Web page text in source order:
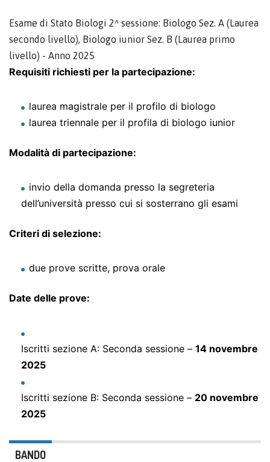
Esame di Stato Biologi 2^ sessione: Biologo Sez. A (Laurea
secondo livello), Biologo iunior Sez. B (Laurea primo
livello) - Anno 2025
Requisiti richiesti per la partecipazione:
laurea magistrale per il profilo di biologo
laurea triennale per il profila di biologo iunior
Modalità di partecipazione:
invio della domanda presso la segreteria
dell’università presso cui si sosterrano gli esami
Criteri di selezione:
due prove scritte, prova orale
Date delle prove:
Iscritti sezione A: Seconda sessione – 14 novembre
2025
Iscritti sezione B: Seconda sessione – 20 novembre
2025
BANDO